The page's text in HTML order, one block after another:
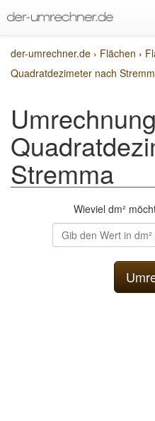
der-umrechner.de › Flächen ›
Quadratdezimeter nach
Stremma
Wieviel dm²